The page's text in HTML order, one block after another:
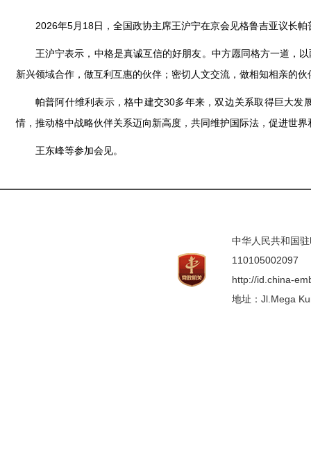
2026年5月18日，全国政协主席王沪宁在京会见格鲁吉亚议长帕
王沪宁表示，中格是真诚互信的好朋友。中方愿同格方一道，
新兴领域合作，做互利互惠的伙伴；密切人文交流，做相知相亲的
帕普阿什维利表示，格中建交30多年来，双边关系取得巨大
情，推动格中战略伙伴关系迈向新高度，共同维护国际法，促进世界
王东峰等参加会见。
中华人民共和国
110105002097
http://id.china-
地址：Jl.Mega